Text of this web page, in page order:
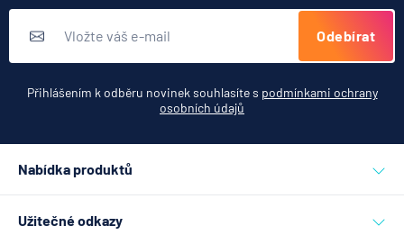
Odebírat
Přihlášením k odběru novinek souhlasíte s podmínkami ochrany
osobních údajů
Nabídka produktů
Užitečné odkazy